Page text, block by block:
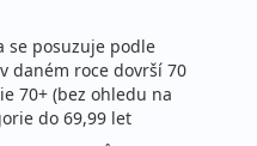
se posuzuje podle
daném roce dovrší 70
70+ (bez ohledu na
do 69,99 let